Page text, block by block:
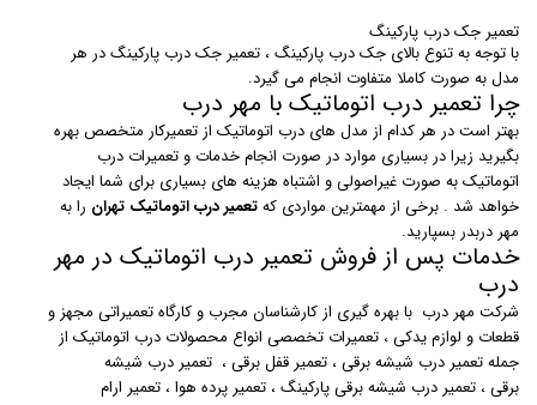
تعمیر جک درب پارکینگ
با توجه به تنوع بالای جک درب پارکینگ ، تعمیر جک درب پارکینگ در هر
مدل به صورت کاملا متفاوت انجام می گیرد.
چرا تعمیر درب اتوماتیک با مهر درب
بهتر است در هر کدام از مدل های درب اتوماتیک از تعمیرکار متخصص بهره
بگیرید زیرا در بسیاری موارد در صورت انجام خدمات و تعمیرات درب
اتوماتیک به صورت غیراصولی و اشتباه هزینه های بسیاری برای شما ایجاد
خواهد شد . برخی از مهمترین مواردی کهتعمیر درب اتوماتیک تهران را به
مهر دربدر بسپارید.
خدمات پس از فروش تعمیر درب اتوماتیک در مهر
درب
شرکت مهر درب با بهره گیری از کارشناسان مجرب و کارگاه تعمیراتی مجهز و
قطعات و لوازم یدکی ، تعمیرات تخصصی انواع محصولات درب اتوماتیک از
جمله تعمیر درب شیشه برقی ، تعمیر قفل برقی ، تعمیر درب شیشه
برقی ، تعمیر درب شیشه برقی پارکینگ ، تعمیر پرده هوا ، تعمیر ارام